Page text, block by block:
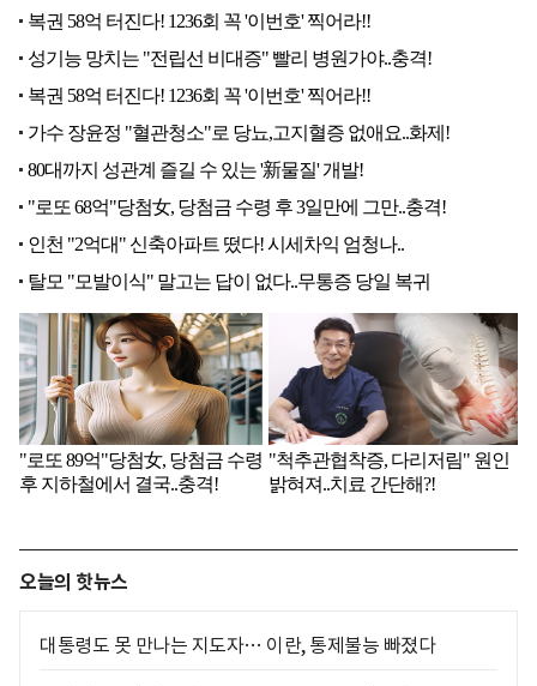
오늘의 핫뉴스
대통령도 못 만나는 지도자… 이란, 통제불능 빠졌다